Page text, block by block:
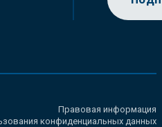
Правовая информация
конфиденциальных данных